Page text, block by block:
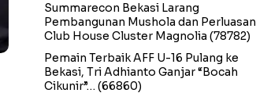
Summarecon Bekasi Larang
Pembangunan Mushola dan Perluasan
Club House Cluster Magnolia (78782)
Pemain Terbaik AFF U-16 Pulang ke
Bekasi, Tri Adhianto Ganjar “Bocah
Cikunir”… (66860)